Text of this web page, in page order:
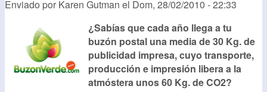
Enviado por Karen Gutman el Dom, 28/02/2010 - 22:33
¿Sabías que cada año llega a tu
buzón postal una media de 30 Kg. de
publicidad impresa, cuyo transporte,
producción e impresión libera a la
atmóstera unos 60 Kg. de CO2?